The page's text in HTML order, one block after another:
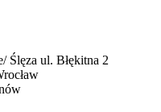
Ślęza ul. Błękitna 2